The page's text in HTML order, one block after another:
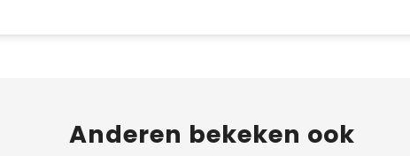
Anderen bekeken ook